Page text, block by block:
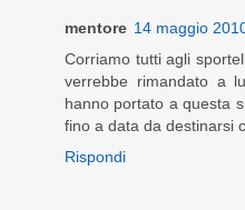
mentore 14 maggio
Corriamo tutti agli
verrebbe rimandato a
hanno portato a questa
fino a data da destinarsi
Rispondi